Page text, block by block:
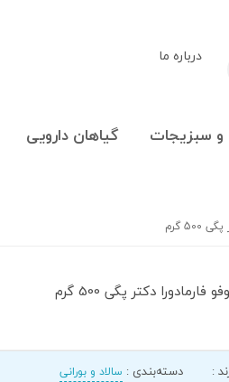
درباره ما
و سبزیجات گیاهان دارویی
گرم
فارمادورا دکتر پگی 500 گرم
: دسته‌بندی : سالاد و بورانی